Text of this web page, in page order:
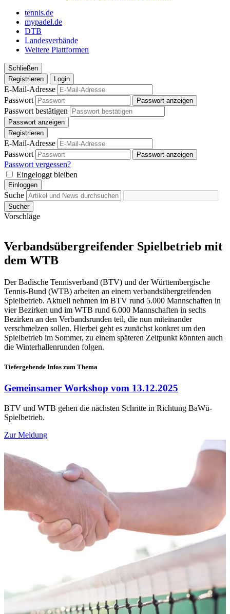
tennis.de
mypadel.de
DTB
Landesverbände
Weitere Plattformen
Schließen
Registrieren
Login
E-Mail-Adresse
Passwort
Passwort anzeigen
Passwort bestätigen
Passwort anzeigen
Registrieren
E-Mail-Adresse
Passwort
Passwort anzeigen
Passwort vergessen?
Eingeloggt bleiben
Einloggen
Suche
Sucher
Vorschläge
Verbandsübergreifender Spielbetrieb mit
dem WTB
Der Badische Tennisverband (BTV) und der Württembergische
Tennis-Bund (WTB) arbeiten an einem verbandsübergreifenden
Spielbetrieb. Aktuell nehmen im BTV rund 5.000 Mannschaften in
vier Bezirken und im WTB rund 6.000 Mannschaften in sechs
Bezirken an den Verbandsrunden teil, die nun miteinander
verschmelzen sollen. Hierbei geht es zunächst konkret um den
Spielbetrieb im Sommer, zu einem späteren Zeitpunkt könnten auch
die Winterhallenrunden folgen.
Tiefergehende Infos zum Thema
Gemeinsamer Workshop vom 13.12.2025
BTV und WTB gehen die nächsten Schritte in Richtung BaWü-
Spielbetrieb.
Zur Meldung